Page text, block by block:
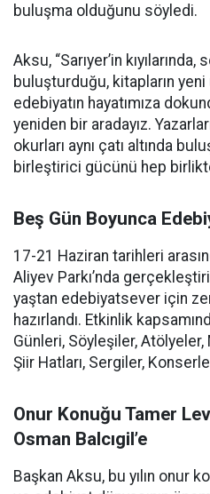
buluşma olduğunu söyledi.
Aksu, “Sarıyer’in
buluşturduğu, kitapların yeni
edebiyatın hayatımıza
yeniden bir aradayız.
okurları aynı çatı altında
birleştirici gücünü hep
Beş Gün Boyunca
17-21 Haziran tarihleri
Aliyev Parkı’nda
yaştan edebiyatsever için
hazırlandı. Etkinlik
Günleri, Söyleşiler, Atölyeler,
Şiir Hatları, Sergiler,
Onur Konuğu Tamer
Osman Balcıgil’e
Başkan Aksu, bu yılın onur